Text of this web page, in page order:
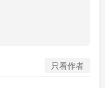
只看作者